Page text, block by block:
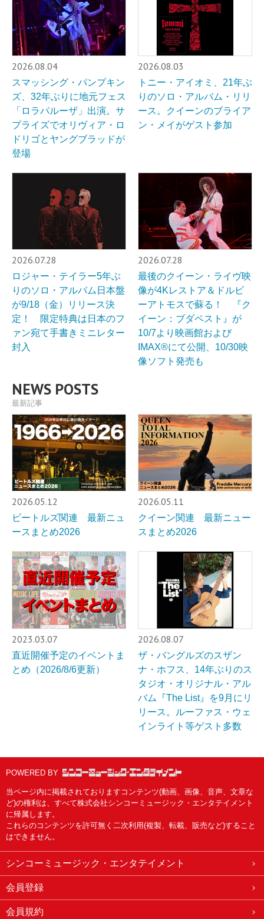
2026.08.04
スマッシング・パンプキン
ズ、32年ぶりに地元フェス
「ロラパルーザ」出演。サ
プライズでオリヴィア・ロ
ドリゴとヤングブラッドが
登場
2026.08.03
トニー・アイオミ、21年ぶ
りのソロ・アルバム・リリ
ース。クイーンのブライア
ン・メイがゲスト参加
2026.07.28
ロジャー・テイラー5年ぶ
りのソロ・アルバム日本盤
が9/18（金）リリース決
定！ 限定特典は日本のフ
ァン宛て手書きミニレター
封入
2026.07.28
最後のクイーン・ライヴ映
像が4Kレストア＆ドルビ
ーアトモスで蘇る！ 『ク
イーン：ブダペスト』が
10/7より映画館および
IMAX®︎にて公開、10/30映
像ソフト発売も
NEWS POSTS
最新記事
2026.05.12
ビートルズ関連 最新ニュ
ースまとめ2026
2026.05.11
クイーン関連 最新ニュー
スまとめ2026
2023.03.07
直近開催予定のイベントま
とめ（2026/8/6更新）
2026.08.07
ザ・バングルズのスザン
ナ・ホフス、14年ぶりのス
タジオ・オリジナル・アル
バム『The List』を9月にリ
リース。ルーファス・ウェ
インライト等ゲスト多数
POWERED BY
当ページ内に掲載されておりますコンテンツ(動画、画像、音声、文章な
ど)の権利は、すべて株式会社シンコーミュージック・エンタテイメント
に帰属します。
これらのコンテンツを許可無く二次利用(複製、転載、販売など)すること
はできません。
シンコーミュージック・エンタテイメント
会員登録
会員規約